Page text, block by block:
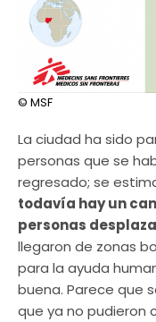
© MSF
La ciudad ha sido
personas que se
regresado; se
todavía hay un
personas
llegaron de zonas
para la ayuda
buena. Parece que
que ya no pudieron